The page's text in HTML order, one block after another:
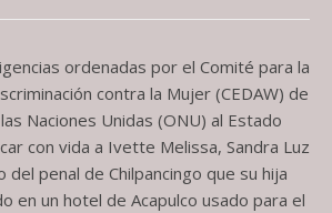
ordenadas por el Comité para la
contra la Mujer (CEDAW) de
Naciones Unidas (ONU) al Estado
con vida a Ivette Melissa, Sandra Luz
del penal de Chilpancingo que su hija
en un hotel de Acapulco usado para el